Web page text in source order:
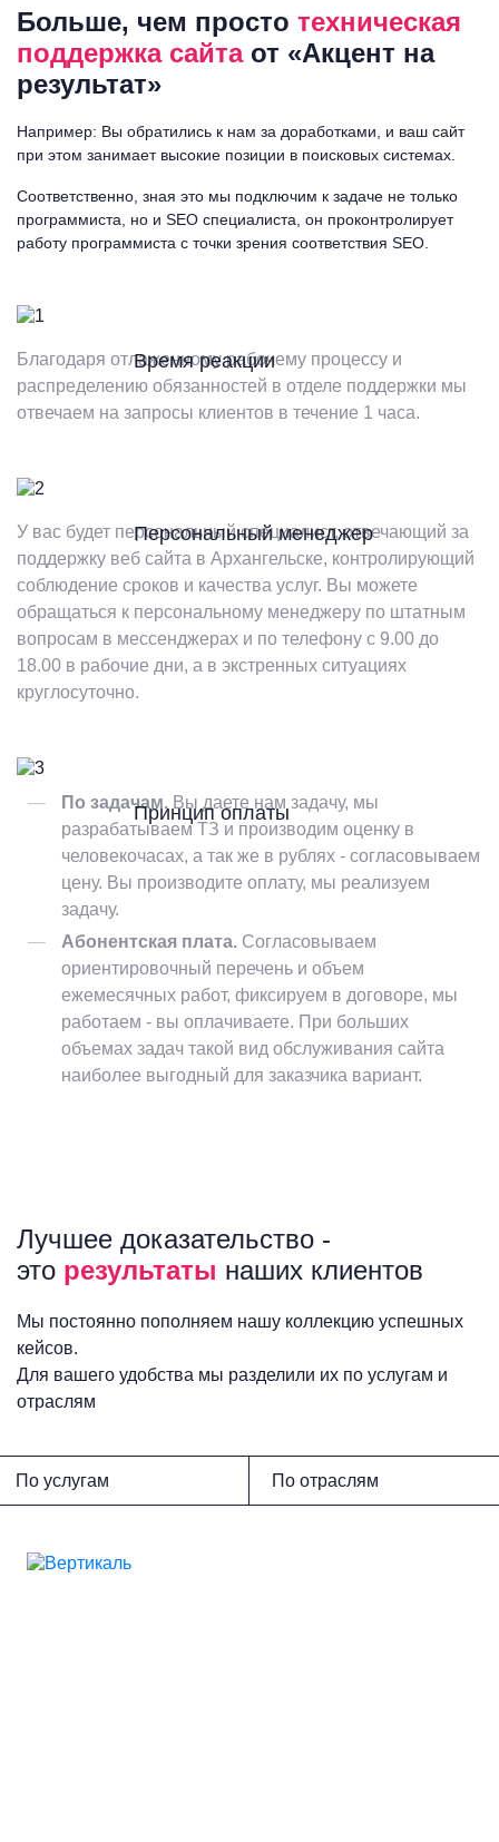
Больше, чем просто техническая
поддержка сайтаот «Акцент на
результат»
Например: Вы обратились к нам за доработками, и ваш сайт
при этом занимает высокие позиции в поисковых системах.
Соответственно, зная это мы подключим к задаче не только
программиста, но и SEO специалиста, он проконтролирует
работу программиста с точки зрения соответствия SEO.
Время реакции
Благодаря отлаженному рабочему процессу и
распределению обязанностей в отделе поддержки мы
отвечаем на запросы клиентов в течение 1 часа.
Персональный менеджер
У вас будет персональный специалист, отвечающий за
поддержку веб сайта в Архангельске, контролирующий
соблюдение сроков и качества услуг. Вы можете
обращаться к персональному менеджеру по штатным
вопросам в мессенджерах и по телефону с 9.00 до
18.00 в рабочие дни, а в экстренных ситуациях
круглосуточно.
Принцип оплаты
По задачам. Вы даете нам задачу, мы
разрабатываем ТЗ и производим оценку в
человекочасах, а так же в рублях - согласовываем
цену. Вы производите оплату, мы реализуем
задачу.
Абонентская плата. Согласовываем
ориентировочный перечень и объем
ежемесячных работ, фиксируем в договоре, мы
работаем - вы оплачиваете. При больших
объемах задач такой вид обслуживания сайта
наиболее выгодный для заказчика вариант.
Лучшее доказательство -
это результаты наших клиентов
Мы постоянно пополняем нашу коллекцию успешных
кейсов.
Для вашего удобства мы разделили их по услугам и
отраслям
По услугам По отраслям